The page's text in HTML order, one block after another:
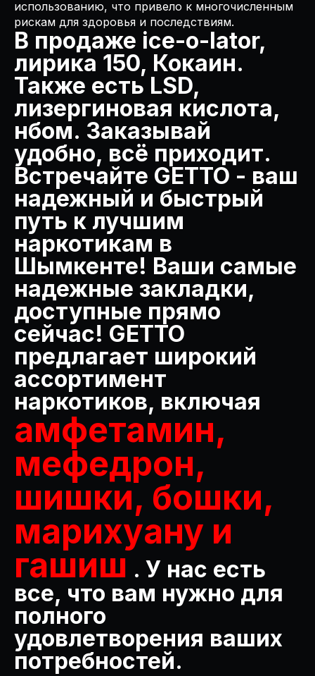
использованию, что привело к многочисленным
рискам для здоровья и последствиям.
В продаже ice-o-lator,
лирика 150, Кокаин.
Также есть LSD,
лизергиновая кислота,
нбом. Заказывай
удобно, всё приходит.
Встречайте GETTO - ваш
надежный и быстрый
путь к лучшим
наркотикам в
Шымкенте! Ваши самые
надежные закладки,
доступные прямо
сейчас! GETTO
предлагает широкий
ассортимент
наркотиков, включая
амфетамин,
мефедрон,
шишки, бошки,
марихуану и
гашиш . У нас есть
все, что вам нужно для
полного
удовлетворения ваших
потребностей.